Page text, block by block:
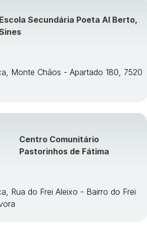
Escola Secundária Poeta Al Berto,
Monte Chãos - Apartado 180, 7520
Centro Comunitário
Pastorinhos de Fátima
Rua do Frei Aleixo - Bairro do Frei